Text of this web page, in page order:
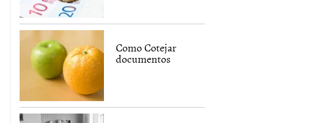
Como Cotejar
documentos